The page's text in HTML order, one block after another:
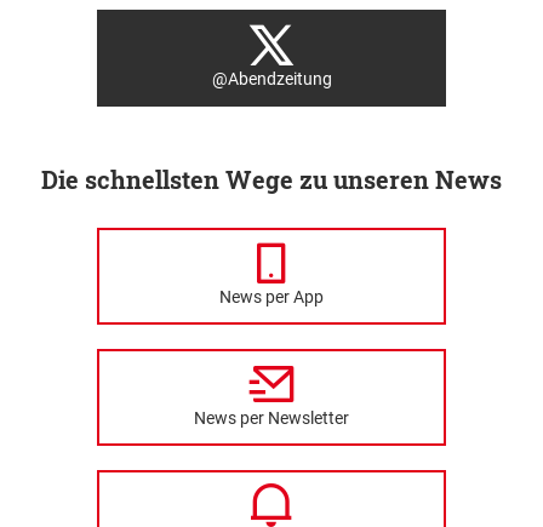
@Abendzeitung
Die schnellsten Wege zu unseren News
News per App
News per Newsletter